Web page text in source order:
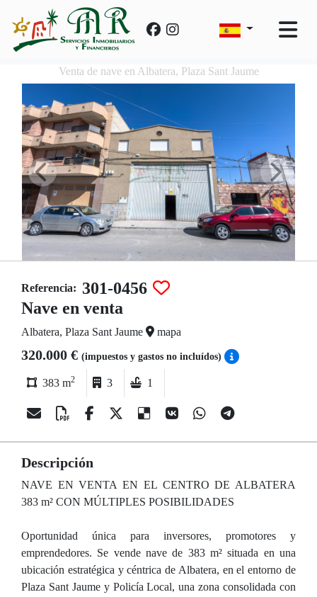
Venta de nave en Albatera, Plaza Sant Jaume
Referencia: 301-0456
Nave en venta
Albatera, Plaza Sant Jaume mapa
320.000 € (impuestos y gastos no incluídos)
383 m2 3 1
Descripción
NAVE EN VENTA EN EL CENTRO DE ALBATERA
383 m² CON MÚLTIPLES POSIBILIDADES
Oportunidad única para inversores, promotores y
emprendedores. Se vende nave de 383 m² situada en una
ubicación estratégica y céntrica de Albatera, en el entorno de
Plaza Sant Jaume y Policía Local, una zona consolidada con